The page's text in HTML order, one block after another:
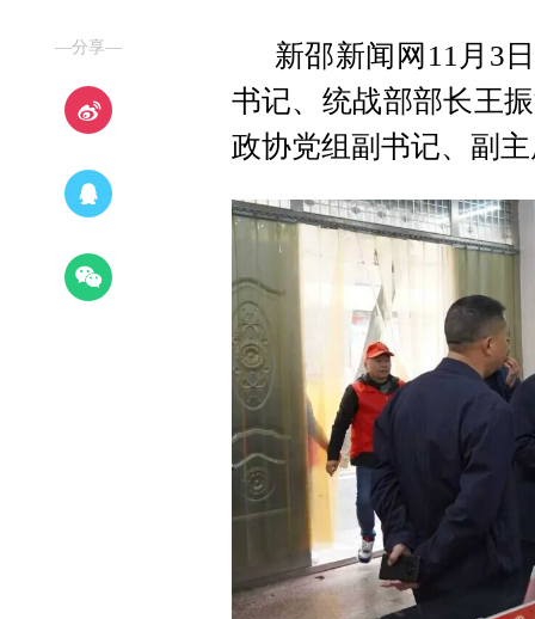
—分享—
新邵新闻网11月3
书记、统战部部长王
政协党组副书记、副